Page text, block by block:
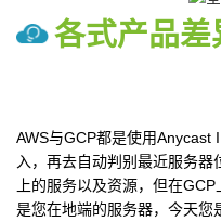
各式产品差
AWS与GCP都是使用Anycast
入，再去自动判别最近服务器
上的服务以及资源，但在
是您在地端的服务器，今天您